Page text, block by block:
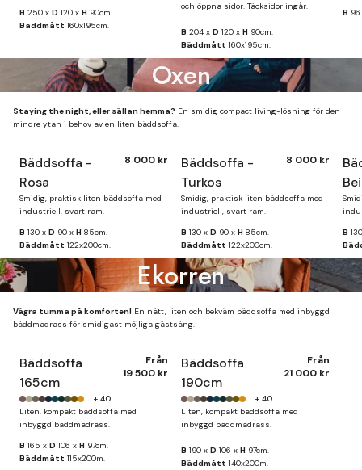
B 250 x D 120 x H 90cm.
Bäddmått 160x195cm.
och öppna sidor. Täcksidor ingår.
B 204 x D 120 x H 90cm.
Bäddmått 160x195cm.
B
Oxen
Staying the night, eller sällan hemma? En smidig compact living-lösning för den
mindre ytan i behov av en liten bäddsoffa.
Finns i lager
Bäddsoffa -
Rosa
8 000 kr
Smidig, praktisk liten bäddsoffa med
industriell, svart ram.
B 130 x D 90 x H 85cm.
Bäddmått 122x200cm.
Bäddsoffa -
Turkos
8 000 kr
Smidig, praktisk liten bäddsoffa med
industriell, svart ram.
B 130 x D 90 x H 85cm.
Bäddmått 122x200cm.
B
Ekorren
Vägra tumma på komforten! En nätt, liten och bekväm bäddsoffa med inbyggd
bäddmadrass för smidigast möjliga gästsäng.
Bäddsoffa
165cm
Från
19 500 kr
+ 40
Liten, kompakt bäddsoffa med
inbyggd bäddmadrass.
B 165 x D 106 x H 97cm.
Bäddmått 115x200m.
Bäddsoffa
190cm
Från
21 000 kr
+ 40
Liten, kompakt bäddsoffa med
inbyggd bäddmadrass.
B 190 x D 106 x H 97cm.
Bäddmått 140x200m.